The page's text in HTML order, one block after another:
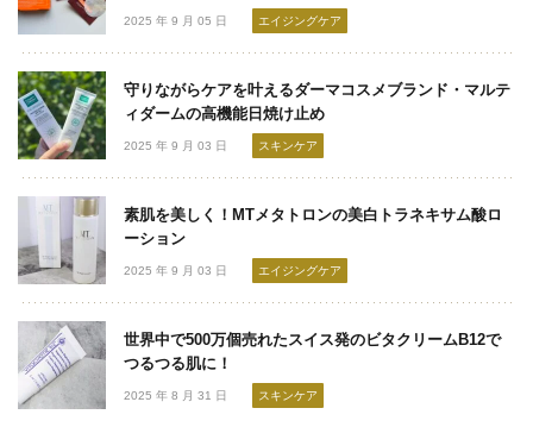
2025 年 9 月 05 日 エイジングケア
守りながらケアを叶えるダーマコスメブランド・マルテ
ィダームの高機能日焼け止め
2025 年 9 月 03 日 スキンケア
素肌を美しく！MTメタトロンの美白トラネキサム酸ロ
ーション
2025 年 9 月 03 日 エイジングケア
世界中で500万個売れたスイス発のビタクリームB12で
つるつる肌に！
2025 年 8 月 31 日 スキンケア